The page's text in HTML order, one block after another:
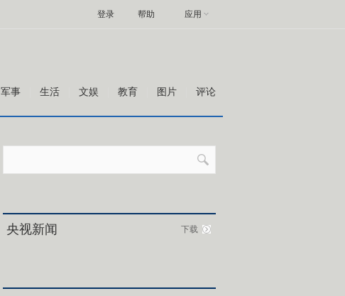
帮助 应用
登录
军事 生活 文娱 教育 图片 评论
央视新闻 下载